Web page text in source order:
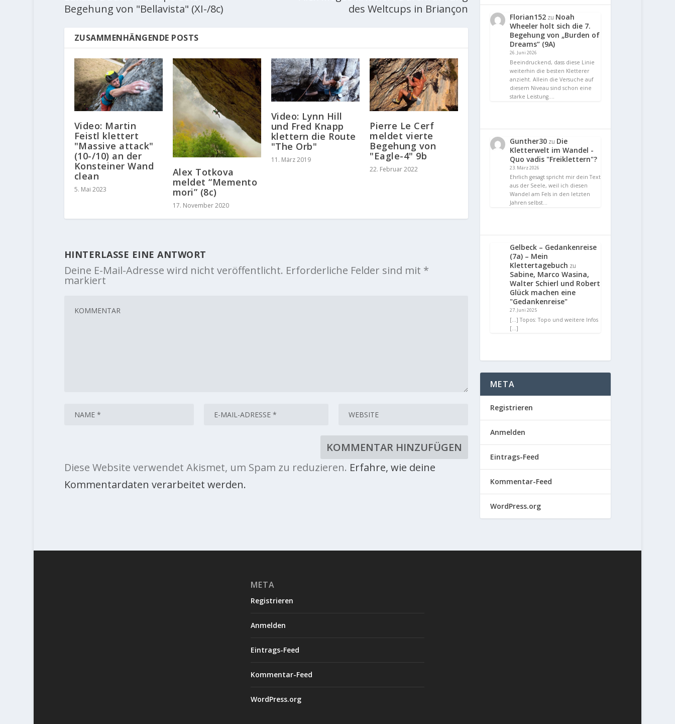
Begehung von "Bellavista" (XI-/8c)
des Weltcups in Briançon
ZUSAMMENHÄNGENDE POSTS
Video: Martin
Feistl klettert
"Massive attack"
(10-/10) an der
Konsteiner Wand
clean
5. Mai 2023
Alex Totkova
meldet “Memento
mori” (8c)
17. November 2020
Video: Lynn Hill
und Fred Knapp
klettern die Route
"The Orb"
11. März 2019
Pierre Le Cerf
meldet vierte
Begehung von
"Eagle-4" 9b
22. Februar 2022
HINTERLASSE EINE ANTWORT
Deine E-Mail-Adresse wird nicht veröffentlicht. Erforderliche Felder sind mit *
markiert
Diese Website verwendet Akismet, um Spam zu reduzieren. Erfahre, wie deine
Kommentardaten verarbeitet werden.
Florian152 zu Noah
Wheeler holt sich die 7.
Begehung von „Burden of
Dreams“ (9A)
26. Juni 2026
Beeindruckend, dass diese Linie
weiterhin die besten Kletterer
anzieht. Allein die Versuche auf
diesem Niveau sind schon eine
starke Leistung.…
Gunther30 zu Die
Kletterwelt im Wandel -
Quo vadis "Freiklettern"?
23. März 2026
Ehrlich gesagt spricht mir dein Text
aus der Seele, weil ich diesen
Wandel am Fels in den letzten
Jahren selbst…
Gelbeck – Gedankenreise
(7a) – Mein
Klettertagebuch zu
Sabine, Marco Wasina,
Walter Schierl und Robert
Glück machen eine
"Gedankenreise"
27. Juni 2025
[…] Topos: Topo und weitere Infos
[…]
META
Registrieren
Anmelden
Eintrags-Feed
Kommentar-Feed
WordPress.org
META
Registrieren
Anmelden
Eintrags-Feed
Kommentar-Feed
WordPress.org